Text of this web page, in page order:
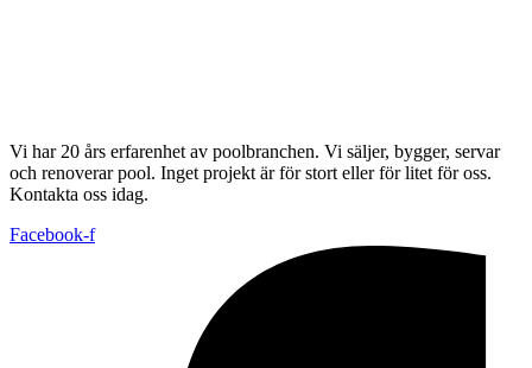
Vi har 20 års erfarenhet av poolbranchen. Vi säljer, bygger, servar
och renoverar pool. Inget projekt är för stort eller för litet för oss.
Kontakta oss idag.
Facebook-f